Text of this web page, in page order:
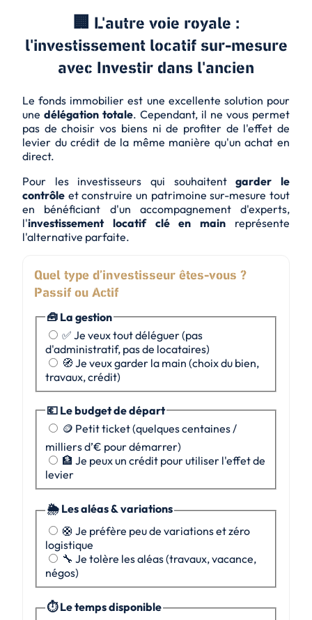
🏢 L'autre voie royale :
l'investissement locatif sur-mesure
avec Investir dans l'ancien
Le fonds immobilier est une excellente solution pour
une délégation totale. Cependant, il ne vous permet
pas de choisir vos biens ni de profiter de l'effet de
levier du crédit de la même manière qu'un achat en
direct.
Pour les investisseurs qui souhaitentgarder le
contrôle et construire un patrimoine sur-mesure tout
en bénéficiant d'un accompagnement d'experts,
l'investissement locatif clé en main représente
l'alternative parfaite.
Quel type d’investisseur êtes-vous ?
Passif ou Actif
🧰 La gestion
✅ Je veux tout déléguer (pas
d'administratif, pas de locataires)
🧭 Je veux garder la main (choix du bien,
travaux, crédit)
💶 Le budget de départ
🪙 Petit ticket (quelques centaines /
milliers d’€ pour démarrer)
🏦 Je peux un crédit pour utiliser l'effet de
levier
🌦️ Les aléas & variations
🛟 Je préfère peu de variations et zéro
logistique
🔧 Je tolère les aléas (travaux, vacance,
négos)
⏱️ Le temps disponible